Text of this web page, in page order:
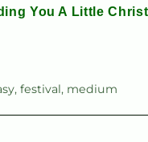
You A Little
, festival, medium